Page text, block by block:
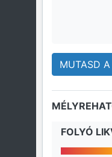
MUTASD
FOLYÓ